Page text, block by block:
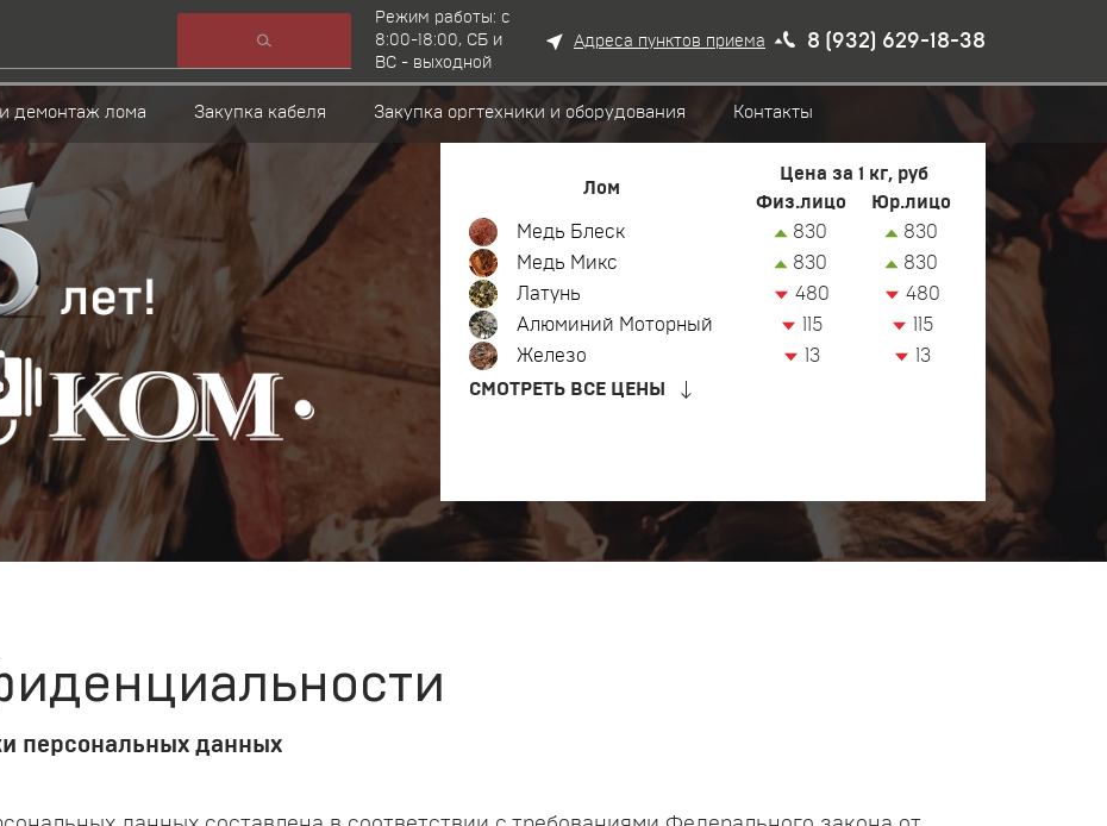
Режим работы: c
8:00-18:00, СБ и
ВС - выходной
Адреса пунктов приема 8 (932) 629-18-38
демонтаж лома Закупка кабеля Закупка оргтехники и оборудования Контакты
Лом
Цена за 1 кг, руб
Физ.лицо
Юр.лицо
Медь Блеск
830
830
Медь Микс
830
830
Латунь
480
480
Алюминий Моторный
115
115
Железо
13
13
СМОТРЕТЬ ВСЕ ЦЕНЫ
персональных данных